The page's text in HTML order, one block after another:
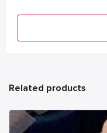
Related products